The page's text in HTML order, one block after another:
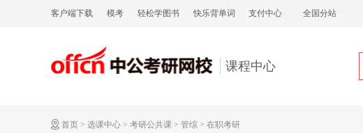
客户端下载 模考 轻松学图书 快乐背单词 支付中心 全国分站
课程中心
首页 > 选课中心 > 考研公共课 > 管综 > 在职考研